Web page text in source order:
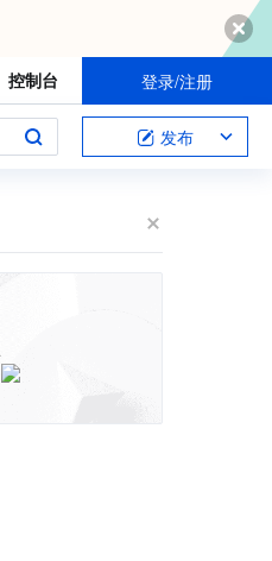
控制台 登录/注册
发布